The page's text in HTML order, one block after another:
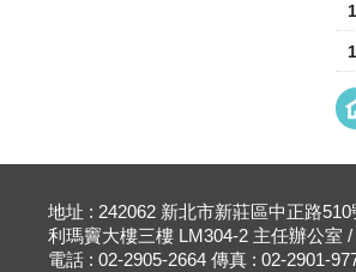
地址 : 242062 新北市新莊區中正路510
利瑪竇大樓三樓 LM304-2 主任辦公室
電話 : 02-2905-2664 傳真 : 02-2901-